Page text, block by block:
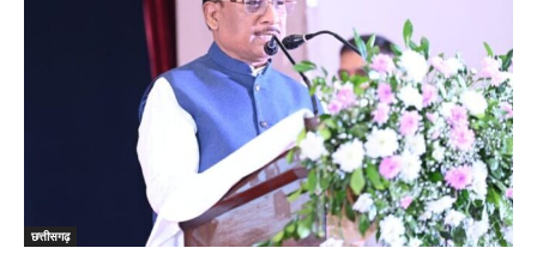
छत्तीसगढ़